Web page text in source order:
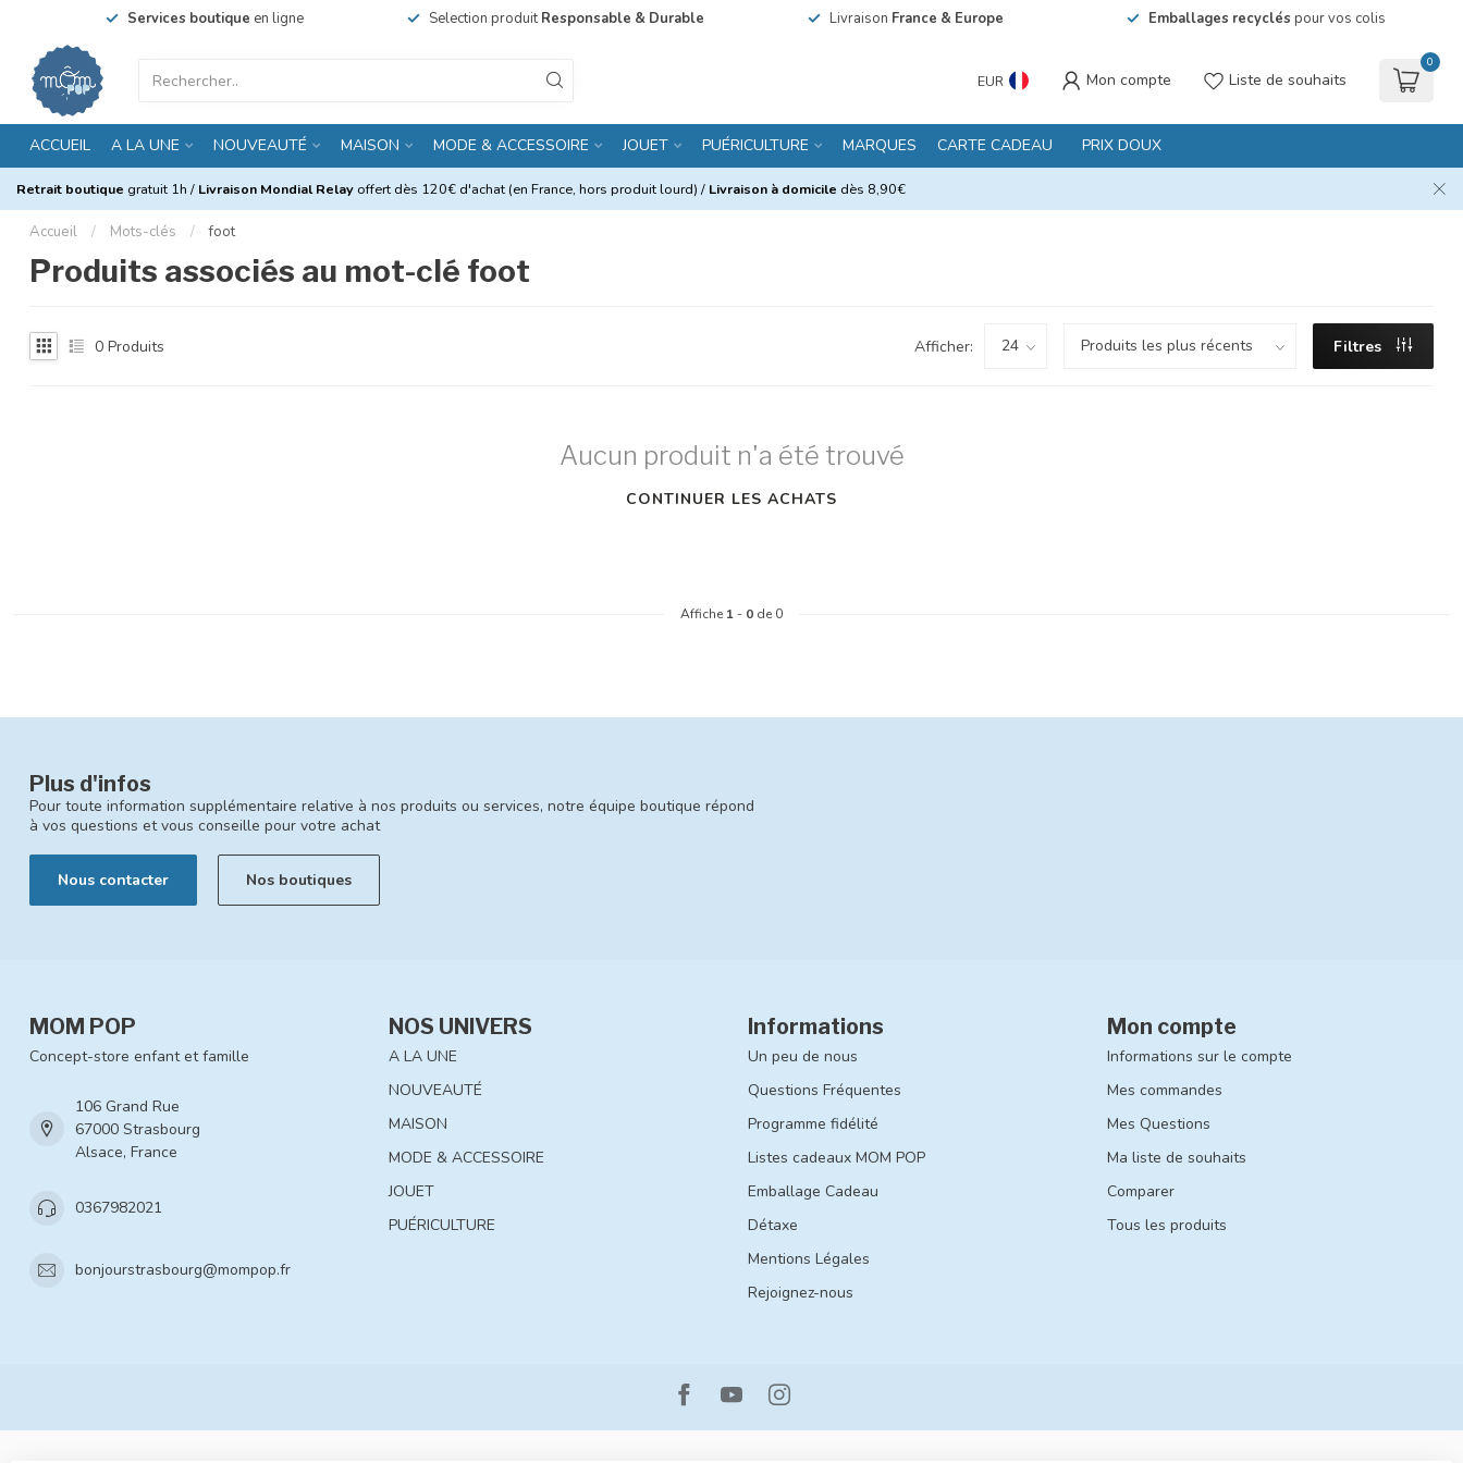
Services boutique en ligne Selection produitResponsable & Durable Livraison France & Europe Emballages recyclés pour vos colis
EUR Mon compte Liste de souhaits
0
ACCUEIL A LA UNE NOUVEAUTÉ MAISON MODE & ACCESSOIRE JOUET PUÉRICULTURE MARQUES CARTE CADEAU PRIX DOUX
Retrait boutique gratuit 1h / Livraison Mondial Relay offert dès 120€ d'achat (en France, hors produit lourd) / Livraison à domicile dès 8,90€
Accueil / Mots-clés / foot
Produits associés au mot-clé foot
0 Produits Afficher: Filtres
Aucun produit n'a été trouvé
CONTINUER LES ACHATS
Affiche 1 - 0 de 0
Plus d'infos
Pour toute information supplémentaire relative à nos produits ou services, notre équipe boutique répond
à vos questions et vous conseille pour votre achat
Nous contacter Nos boutiques
MOM POP
Concept-store enfant et famille
106 Grand Rue
67000 Strasbourg
Alsace, France
0367982021
bonjourstrasbourg@mompop.fr
NOS UNIVERS
A LA UNE
NOUVEAUTÉ
MAISON
MODE & ACCESSOIRE
JOUET
PUÉRICULTURE
Informations
Un peu de nous
Questions Fréquentes
Programme fidélité
Listes cadeaux MOM POP
Emballage Cadeau
Détaxe
Mentions Légales
Rejoignez-nous
Mon compte
Informations sur le compte
Mes commandes
Mes Questions
Ma liste de souhaits
Comparer
Tous les produits